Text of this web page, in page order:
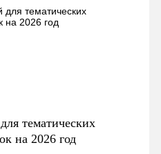
тематических
на 2026 год